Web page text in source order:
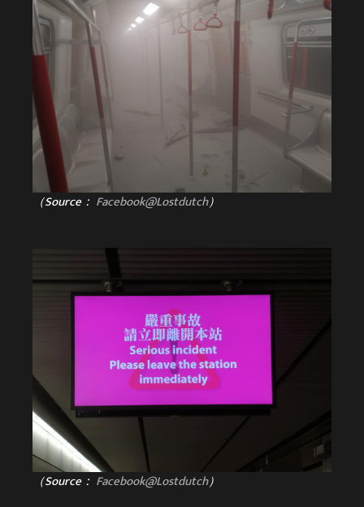
（Source： Facebook@Lostdutch）
（Source： Facebook@Lostdutch）